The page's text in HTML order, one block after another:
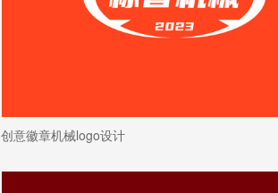
创意徽章机械logo设计